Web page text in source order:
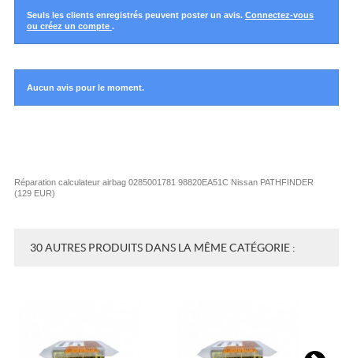
Seuls les clients enregistrés peuvent poster un avis. Connectez-vous
ou créez un compte .
Aucun avis pour le moment.
Réparation calculateur airbag 0285001781 98820EA51C Nissan PATHFINDER
(129 EUR)
30 AUTRES PRODUITS DANS LA MÊME CATÉGORIE :